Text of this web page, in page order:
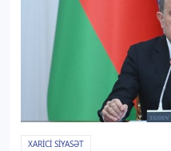
XARICI SIYASƏT